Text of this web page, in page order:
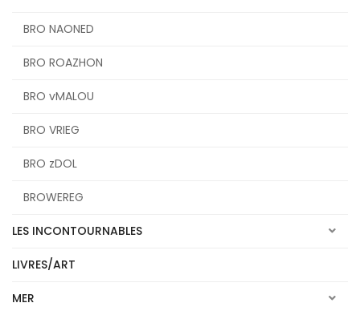
BRO NAONED
BRO ROAZHON
BRO vMALOU
BRO VRIEG
BRO zDOL
BROWEREG
LES INCONTOURNABLES
LIVRES/ART
MER